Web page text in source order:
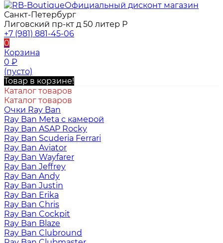
Официальный дисконт магазин
Санкт-Петербург
Лиговский пр-кт д 50 литер Р
+7 (981) 881-45-06
0
Корзина
0 ₽
(пусто)
Товар в корзине!
Каталог товаров
Каталог товаров
Очки Ray Ban
Ray Ban Meta с камерой
Ray Ban ASAP Rocky
Ray Ban Scuderia Ferrari
Ray Ban Aviator
Ray Ban Wayfarer
Ray Ban Jeffrey
Ray Ban Andy
Ray Ban Justin
Ray Ban Erika
Ray Ban Chris
Ray Ban Cockpit
Ray Ban Blaze
Ray Ban Clubround